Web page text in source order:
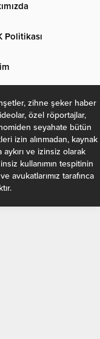
Politikası
zihne şeker haber
özel röportajlar,
seyahate bütün
izin alınmadan, kaynak
ve izinsiz olarak
kullanımın tespitinin
avukatlarımız tarafınca